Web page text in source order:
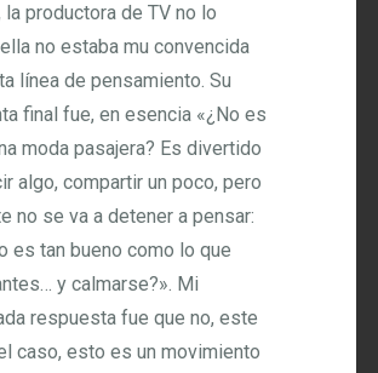
la productora de TV no lo
no estaba mu convencida
línea de pensamiento. Su
final fue, en esencia «¿No es
moda pasajera? Es divertido
algo, compartir un poco, pero
no se va a detener a pensar:
es tan bueno como lo que
y calmarse?». Mi
respuesta fue que no, este
caso, esto es un movimiento